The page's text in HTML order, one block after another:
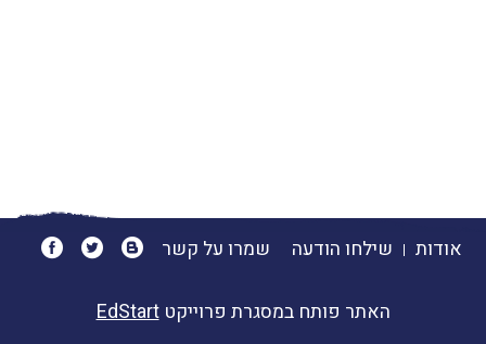
אודות שילחו הודעה שמרו על קשר
האתר פותח במסגרת פרוייקטEdStart